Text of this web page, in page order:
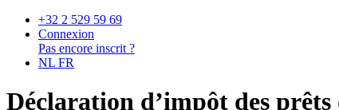
+32 2 529 59 69
Connexion
Pas encore inscrit ?
NL FR
Déclaration d’impôt des